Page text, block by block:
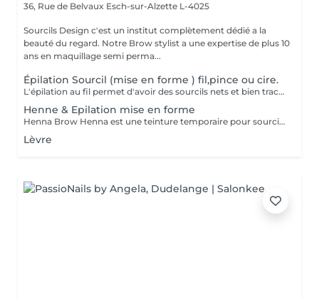
36, Rue de Belvaux Esch-sur-Alzette L-4025
Sourcils Design c'est un institut complètement dédié a la
beauté du regard. Notre Brow stylist a une expertise de plus 10
ans en maquillage semi perma...
Épilation Sourcil (mise en forme ) fil,pince ou cire.
L'épilation au fil permet d'avoir des sourcils nets et bien tracés. Avec des sourcils bien dessinés, vous pourrez avoir un regard attrayant et charmant. Pas de poils incarnés Les poils incarnés sont des poils qui poussent sous la peau. Ils ne sont pas esthétiques. Ils peuvent aussi causer des inflammations et des boutons rouges douloureux. Avec l'épilation au fil, vous pouvez dire adieu aux poils incarnés. Vous aurez un résultat efficace et une peau douce. D'un autre côté, cette technique d'épilation évite les poils cassés..
Henne & Epilation mise en forme
Henna Brow Henna est une teinture temporaire pour sourcils qui reste pendant quelques jours sur la peau située sous les sourcils (jusqu'à deux semaines) et reste sur les poils pendant quatre à six semaines. C'est une excellente solution pour les clientes qui souhaitent que leurs sourcils restent plus foncés que leur couleur naturelle pendant la même durée que leur mise en forme, ou celles qui veulent des sourcils plus fournis sans devoir utiliser de maquillage ou de crayon à sourcils. C'est un moyen fantastique d'essayer une forme avant de s'engager avec un maquillage semi-permanent, ou si vous voulez que vos sourcils soient mis en forme et remplis de façon temporaire.
Lèvre